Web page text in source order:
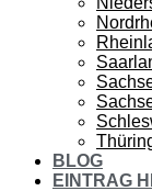
BLOG
EINTRAG